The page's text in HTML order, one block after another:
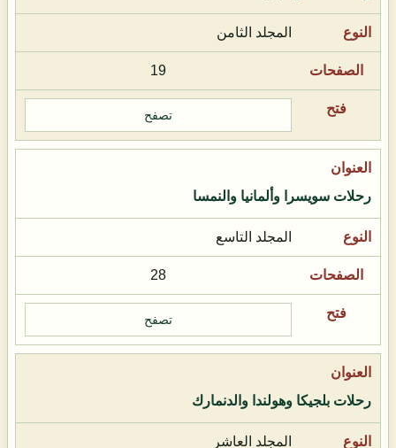
المجلد الثامن
19
تصفح
رحلات سويسرا وألمانيا والنمسا
المجلد التاسع
28
تصفح
رحلات بلجيكا وهولندا والدنمارك
المجلد العاشر